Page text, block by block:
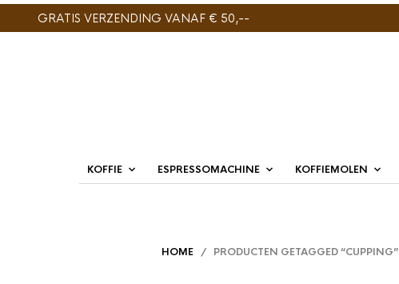
GRATIS VERZENDING VANAF € 50,--
KOFFIE ESPRESSOMACHINE KOFFIEMOLEN
HOME / PRODUCTEN GETAGGED “CUPPING”